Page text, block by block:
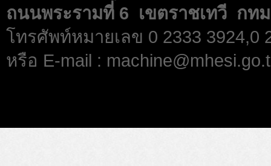
ถนนพระรามที่ 6 เขตราชเทวี กทม
โทรศัพท์หมายเลข 0 2333 3924,0
หรือ E-mail :